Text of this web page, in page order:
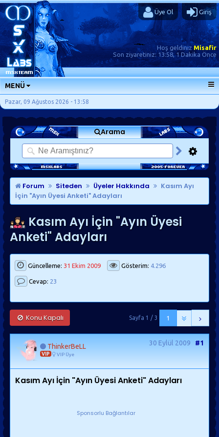
Üye Ol Giriş
Hoş geldinizMisafir
Son ziyaretiniz: 13:58, 1 Dakika Önce
MENÜ
ANA SAYFA
FORUMLAR
SORU-CEVAP
GÜNLÜKLER
SON MESAJLAR
KISAYOLLAR
Pazar, 09 Ağustos 2026 - 13:58
Arama
Forum Siteden Üyeler Hakkında
Kasım Ayı
İçin "Ayın Üyesi Anketi" Adayları
Kasım Ayı İçin "Ayın Üyesi
Anketi" Adayları
Güncelleme: 31 Ekim 2009 Gösterim: 4.296
Cevap: 23
Konu Kapalı 1
Sayfa 1 / 3
ThinkerBeLL
VIP VIP Üye
30 Eylül 2009 #1
Kasım Ayı İçin "Ayın Üyesi Anketi" Adayları
Sponsorlu Bağlantılar